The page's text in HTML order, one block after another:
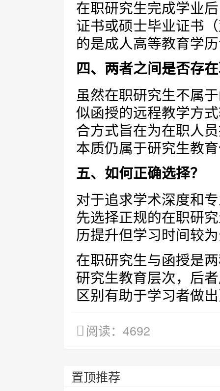
在职研究生完成学业
证书或硕士毕业证书
的是成人高等教育学
四、两者之间是否存
虽然在职研究生不属
似函授的远程教学方
合方式旨在为在职人
本质仍属于研究生教
五、如何正确选择？
对于追求学术深度和
先选择正规的在职研
历提升但学习时间较
在职研究生与函授是
研究生教育层次，后
区别有助于学习者做
阅读：4692
置顶推荐